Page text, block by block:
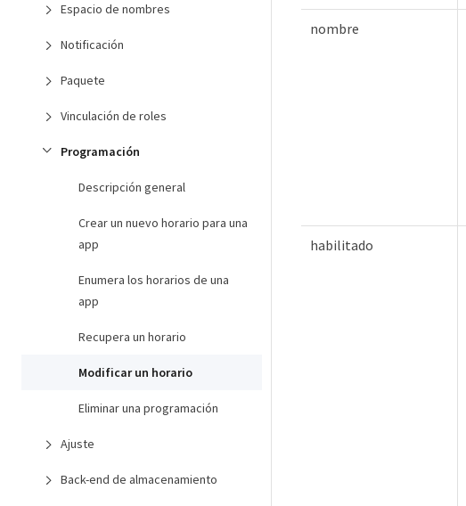
Espacio de nombres
Notificación
Paquete
Vinculación de roles
Programación
Descripción general
Crear un nuevo horario para una
app
Enumera los horarios de una
app
Recupera un horario
Modificar un horario
Eliminar una programación
Ajuste
Back-end de almacenamiento
nombre
habilitado